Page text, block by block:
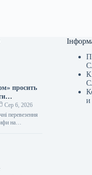
просить
на
Сер 6, 2026
перевезення
на
підвищення
и